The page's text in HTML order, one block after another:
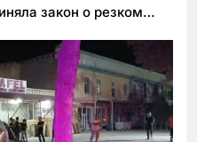
закон о резком